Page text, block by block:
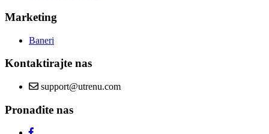
Marketing
Baneri
Kontaktirajte nas
support@utrenu.com
Pronađite nas